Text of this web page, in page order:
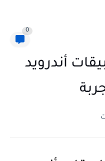
0
5 تطبيقات أندرويد